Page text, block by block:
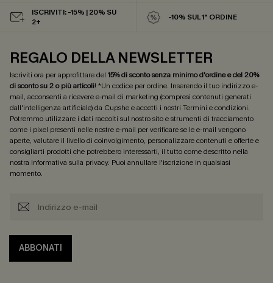
ISCRIVITI: -15% | 20% SU
2+
-10% SUL 1° ORDINE
REGALO DELLA NEWSLETTER
Iscriviti ora per approfittare del 15% di sconto senza minimo d'ordine e del 20%
di sconto su 2 o più articoli! *Un codice per ordine. Inserendo il tuo indirizzo e-
mail, acconsenti a ricevere e-mail di marketing (compresi contenuti generati
dall'intelligenza artificiale) da Cupshe e accetti i nostri Termini e condizioni.
Potremmo utilizzare i dati raccolti sul nostro sito e strumenti di tracciamento
come i pixel presenti nelle nostre e-mail per verificare se le e-mail vengono
aperte, valutare il livello di coinvolgimento, personalizzare contenuti e offerte e
consigliarti prodotti che potrebbero interessarti, il tutto come descritto nella
nostra Informativa sulla privacy. Puoi annullare l'iscrizione in qualsiasi
momento.
ABBONATI